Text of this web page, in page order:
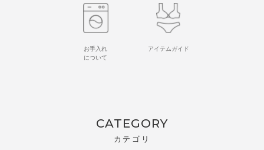
お手入れ
について
アイテムガイド
CATEGORY
カテゴリ